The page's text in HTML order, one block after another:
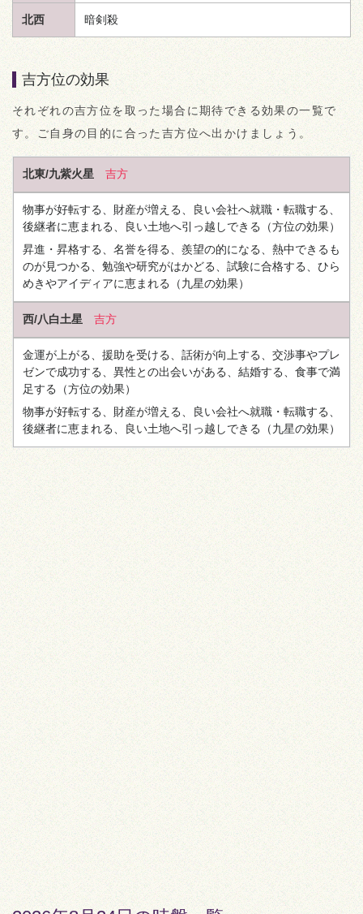
北西 暗剣殺
吉方位の効果
それぞれの吉方位を取った場合に期待できる効果の一覧で
す。ご自身の目的に合った吉方位へ出かけましょう。
北東/九紫火星 吉方
物事が好転する、財産が増える、良い会社へ就職・転職する、
後継者に恵まれる、良い土地へ引っ越しできる （方位の効果）
昇進・昇格する、名誉を得る、羨望の的になる、熱中できるも
のが見つかる、勉強や研究がはかどる、試験に合格する、ひら
めきやアイディアに恵まれる （九星の効果）
西/八白土星 吉方
金運が上がる、援助を受ける、話術が向上する、交渉事やプレ
ゼンで成功する、異性との出会いがある、結婚する、食事で満
足する （方位の効果）
物事が好転する、財産が増える、良い会社へ就職・転職する、
後継者に恵まれる、良い土地へ引っ越しできる （九星の効果）